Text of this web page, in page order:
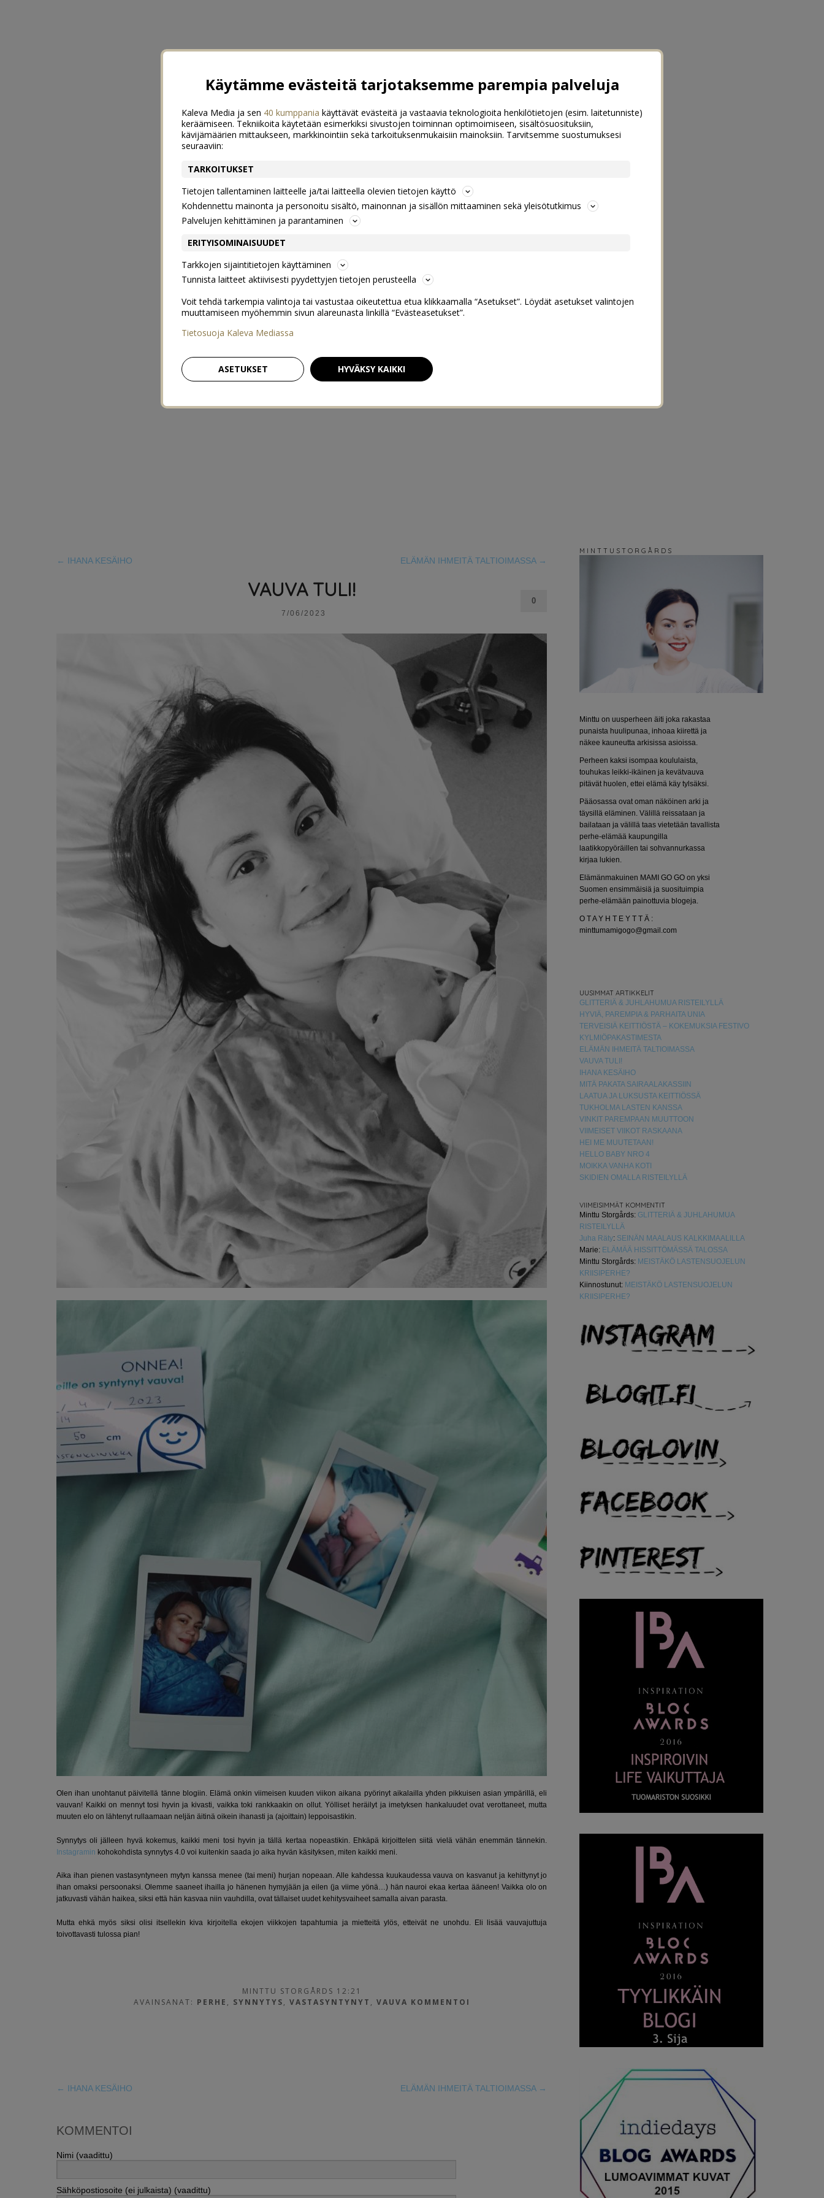
← IHANA KESÄIHO ELÄMÄN IHMEITÄ TALTIOIMASSA →
VAUVA TULI!
7/06/2023
0
Olen ihan unohtanut päivitellä tänne blogiin. Elämä onkin viimeisen kuuden viikon aikana pyörinyt aikalailla yhden pikkuisen asian ympärillä, eli
vauvan! Kaikki on mennyt tosi hyvin ja kivasti, vaikka toki rankkaakin on ollut. Yölliset heräilyt ja imetyksen hankaluudet ovat verottaneet, mutta
muuten elo on lähtenyt rullaamaan neljän äitinä oikein ihanasti ja (ajoittain) leppoisastikin.
Synnytys oli jälleen hyvä kokemus, kaikki meni tosi hyvin ja tällä kertaa nopeastikin. Ehkäpä kirjoittelen siitä vielä vähän enemmän tännekin.
Instagramin kohokohdista synnytys 4.0 voi kuitenkin saada jo aika hyvän käsityksen, miten kaikki meni.
Aika ihan pienen vastasyntyneen mytyn kanssa menee (tai meni) hurjan nopeaan. Alle kahdessa kuukaudessa vauva on kasvanut ja kehittynyt jo
ihan omaksi persoonaksi. Olemme saaneet ihailla jo hänenen hymyjään ja eilen (ja viime yönä…) hän nauroi ekaa kertaa ääneen! Vaikka olo on
jatkuvasti vähän haikea, siksi että hän kasvaa niin vauhdilla, ovat tällaiset uudet kehitysvaiheet samalla aivan parasta.
Mutta ehkä myös siksi olisi itsellekin kiva kirjoitella ekojen viikkojen tapahtumia ja mietteitä ylös, etteivät ne unohdu. Eli lisää vauvajuttuja
toivottavasti tulossa pian!
MINTTU STORGÅRDS 12:21
AVAINSANAT: PERHE , SYNNYTYS, VASTASYNTYNYT , VAUVA KOMMENTOI
← IHANA KESÄIHO ELÄMÄN IHMEITÄ TALTIOIMASSA →
KOMMENTOI
Nimi (vaadittu)
Sähköpostiosoite (ei julkaista) (vaadittu)
M I N T T U S T O R G Å R D S
Minttu on uusperheen äiti joka rakastaa
punaista huulipunaa, inhoaa kiirettä ja
näkee kauneutta arkisissa asioissa.
Perheen kaksi isompaa koululaista,
touhukas leikki-ikäinen ja kevätvauva
pitävät huolen, ettei elämä käy tylsäksi.
Pääosassa ovat oman näköinen arki ja
täysillä eläminen. Välillä reissataan ja
bailataan ja välillä taas vietetään tavallista
perhe-elämää kaupungilla
laatikkopyöräillen tai sohvannurkassa
kirjaa lukien.
Elämänmakuinen MAMI GO GO on yksi
Suomen ensimmäisiä ja suosituimpia
perhe-elämään painottuvia blogeja.
O T A Y H T E Y T T Ä :
minttumamigogo@gmail.com
UUSIMMAT ARTIKKELIT
GLITTERIÄ & JUHLAHUMUA RISTEILYLLÄ
HYVIÄ, PAREMPIA & PARHAITA UNIA
TERVEISIÄ KEITTIÖSTÄ – KOKEMUKSIA FESTIVO
KYLMIÖPAKASTIMESTA
ELÄMÄN IHMEITÄ TALTIOIMASSA
VAUVA TULI!
IHANA KESÄIHO
MITÄ PAKATA SAIRAALAKASSIIN
LAATUA JA LUKSUSTA KEITTIÖSSÄ
TUKHOLMA LASTEN KANSSA
VINKIT PAREMPAAN MUUTTOON
VIIMEISET VIIKOT RASKAANA
HEI ME MUUTETAAN!
HELLO BABY NRO 4
MOIKKA VANHA KOTI
SKIDIEN OMALLA RISTEILYLLÄ
VIIMEISIMMÄT KOMMENTIT
Minttu Storgårds: GLITTERIÄ & JUHLAHUMUA
RISTEILYLLÄ
Juha Räty: SEINÄN MAALAUS KALKKIMAALILLA
Marie: ELÄMÄÄ HISSITTÖMÄSSÄ TALOSSA
Minttu Storgårds: MEISTÄKÖ LASTENSUOJELUN
KRIISIPERHE?
Kiinnostunut: MEISTÄKÖ LASTENSUOJELUN
KRIISIPERHE?
Käytämme evästeitä tarjotaksemme parempia palveluja
Kaleva Media ja sen 40 kumppania käyttävät evästeitä ja vastaavia teknologioita henkilötietojen (esim. laitetunniste)
keräämiseen. Tekniikoita käytetään esimerkiksi sivustojen toiminnan optimoimiseen, sisältösuosituksiin,
kävijämäärien mittaukseen, markkinointiin sekä tarkoituksenmukaisiin mainoksiin. Tarvitsemme suostumuksesi
seuraaviin:
TARKOITUKSET
Tietojen tallentaminen laitteelle ja/tai laitteella olevien tietojen käyttö
Kohdennettu mainonta ja personoitu sisältö, mainonnan ja sisällön mittaaminen sekä yleisötutkimus
Palvelujen kehittäminen ja parantaminen
ERITYISOMINAISUUDET
Tarkkojen sijaintitietojen käyttäminen
Tunnista laitteet aktiivisesti pyydettyjen tietojen perusteella
Voit tehdä tarkempia valintoja tai vastustaa oikeutettua etua klikkaamalla “Asetukset”. Löydät asetukset valintojen
muuttamiseen myöhemmin sivun alareunasta linkillä “Evästeasetukset”.
Tietosuoja Kaleva Mediassa
ASETUKSET HYVÄKSY KAIKKI